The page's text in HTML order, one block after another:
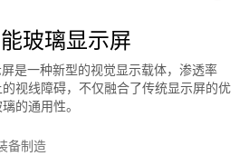
玻璃显示屏
是一种新型的视觉显示载体，渗透率
视线障碍，不仅融合了传统显示屏的优
的通用性。
备制造